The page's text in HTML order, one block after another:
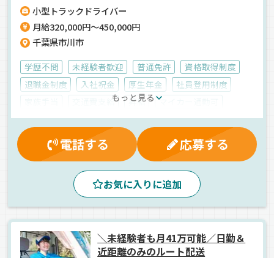
小型トラックドライバー
月給320,000円～450,000円
千葉県市川市
学歴不問 未経験者歓迎 普通免許
資格取得制度
退職金制度
入社祝金 厚生年金
社員登用制度
交通費支給 昇給
マイカー通勤可
健康保険
労災保険 無事故手当
雇用保険
有給休暇
残業手当 賞与
制服・作業着貸与
真夜中 昼 夜 夕方
コンビニ配送
ルート配送 地場
ETC搭載
食品 冷蔵・冷凍車 正社員
もっと見る
電話する 応募する
お気に入りに追加
＼未経験者も月41万可能／日勤＆
近距離のみのルート配送